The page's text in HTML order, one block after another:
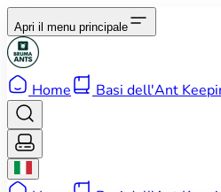
Apri il menu principale
Home Basi dell'Ant